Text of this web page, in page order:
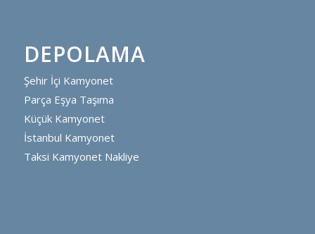
DEPOLAMA
Şehir İçi Kamyonet
Parça Eşya Taşıma
Küçük Kamyonet
İstanbul Kamyonet
Taksi Kamyonet Nakliye